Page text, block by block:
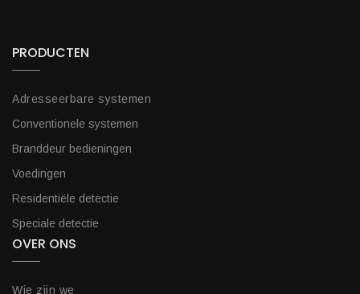
PRODUCTEN
Adresseerbare systemen
Conventionele systemen
Branddeur bedieningen
Voedingen
Residentiële detectie
Speciale detectie
OVER ONS
Wie zijn we